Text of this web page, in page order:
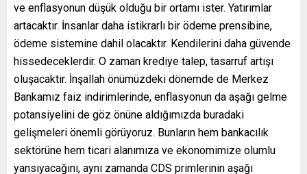
ve enflasyonun düşük olduğu bir ortamı ister. Yatırımlar
artacaktır. İnsanlar daha istikrarlı bir ödeme prensibine,
ödeme sistemine dahil olacaktır. Kendilerini daha güvende
hissedeceklerdir. O zaman krediye talep, tasarruf artışı
oluşacaktır. İnşallah önümüzdeki dönemde de Merkez
Bankamız faiz indirimlerinde, enflasyonun da aşağı gelme
potansiyelini de göz önüne aldığımızda buradaki
gelişmeleri önemli görüyoruz. Bunların hem bankacılık
sektörüne hem ticari alanımıza ve ekonomimize olumlu
yansıyacağını, aynı zamanda CDS primlerinin aşağı